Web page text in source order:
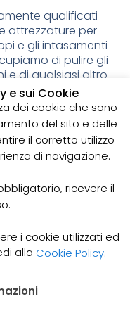
qualificati
attrezzature per
e gli intasamenti
di pulire gli
e di qualsiasi altro
casa.
per
l’accumulo di
intasati. Con il
garantiamo un
24 ore su
qualsiasi
maggiori
Il Mio
e sui Cookie
dei cookie che sono
del sito e delle
il corretto utilizzo
di navigazione.
ricevere il
i cookie utilizzati ed
alla Cookie Policy.